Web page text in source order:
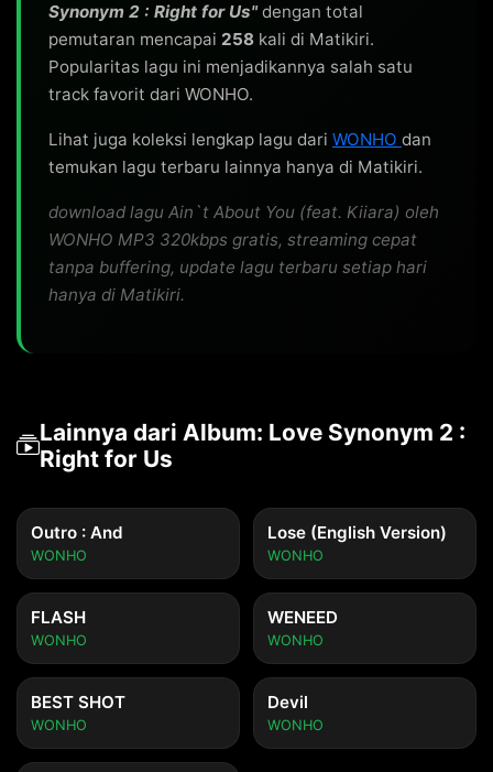
Synonym 2 : Right for Us"dengan total
pemutaran mencapai 258 kali di Matikiri.
Popularitas lagu ini menjadikannya salah satu
track favorit dari WONHO.
Lihat juga koleksi lengkap lagu dari WONHO dan
temukan lagu terbaru lainnya hanya di Matikiri.
download lagu Ain`t About You (feat. Kiiara) oleh
WONHO MP3 320kbps gratis, streaming cepat
tanpa buffering, update lagu terbaru setiap hari
hanya di Matikiri.
Lainnya dari Album: Love Synonym 2 :
Right for Us
Outro : And
WONHO
Lose (English Version)
WONHO
FLASH
WONHO
WENEED
WONHO
BEST SHOT
WONHO
Devil
WONHO